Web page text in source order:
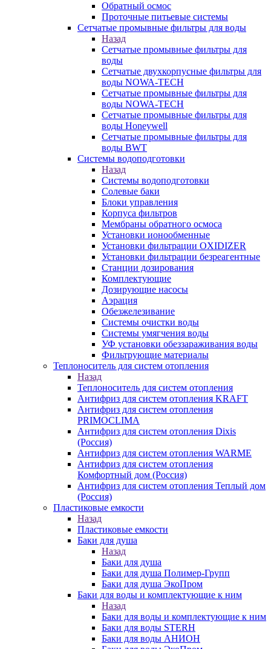
Обратный осмос
Проточные питьевые системы
Сетчатые промывные фильтры для воды
Назад
Сетчатые промывные фильтры для
воды
Сетчатые двухкорпусные фильтры для
воды NOWA-TECH
Сетчатые промывные фильтры для
воды NOWA-TECH
Сетчатые промывные фильтры для
воды Honeywell
Сетчатые промывные фильтры для
воды BWT
Системы водоподготовки
Назад
Системы водоподготовки
Солевые баки
Блоки управления
Корпуса фильтров
Мембраны обратного осмоса
Установки ионообменные
Установки фильтрации OXIDIZER
Установки фильтрации безреагентные
Станции дозирования
Комплектующие
Дозирующие насосы
Аэрация
Обезжелезивание
Системы очистки воды
Системы умягчения воды
УФ установки обеззараживания воды
Фильтрующие материалы
Теплоноситель для систем отопления
Назад
Теплоноситель для систем отопления
Антифриз для систем отопления KRAFT
Антифриз для систем отопления
PRIMOCLIMA
Антифриз для систем отопления Dixis
(Россия)
Антифриз для систем отопления WARME
Антифриз для систем отопления
Комфортный дом (Россия)
Антифриз для систем отопления Теплый дом
(Россия)
Пластиковые емкости
Назад
Пластиковые емкости
Баки для душа
Назад
Баки для душа
Баки для душа Полимер-Групп
Баки для душа ЭкоПром
Баки для воды и комплектующие к ним
Назад
Баки для воды и комплектующие к ним
Баки для воды STERH
Баки для воды АНИОН